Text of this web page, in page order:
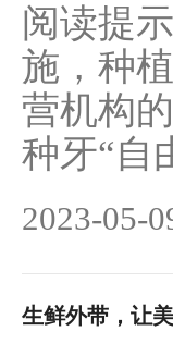
阅读提
施，种
营机构
种牙“自
2023-05-
生鲜外带，让